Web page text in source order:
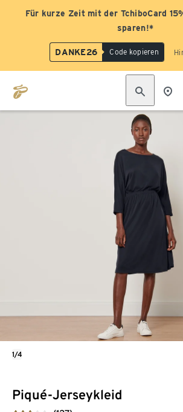
Für kurze Zeit mit der TchiboCard
sparen!*
DANKE26 Code kopieren
Piqué-Jerseykleid
1/4